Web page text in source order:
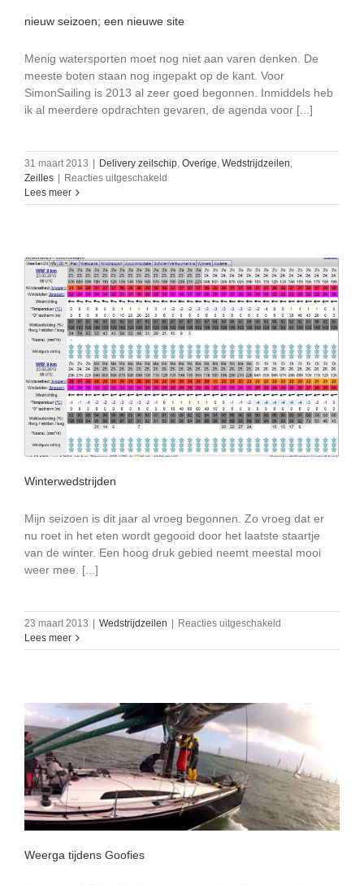
nieuw seizoen; een nieuwe site
Menig watersporten moet nog niet aan varen denken. De
meeste boten staan nog ingepakt op de kant. Voor
SimonSailing is 2013 al zeer goed begonnen. Inmiddels heb
ik al meerdere opdrachten gevaren, de agenda voor [...]
31 maart 2013 Delivery zeilschip, Overige, Wedstrijdzeilen,
Zeilles
Reacties uitgeschakeld
seizoen;
Lees meer
Winterwedstrijden
Mijn seizoen is dit jaar al vroeg begonnen. Zo vroeg dat er
nu roet in het eten wordt gegooid door het laatste staartje
van de winter. Een hoog druk gebied neemt meestal mooi
weer mee. [...]
23 maart 2013 | Wedstrijdzeilen | Reacties uitgeschakeld
Lees meer
Weerga tijdens Goofies